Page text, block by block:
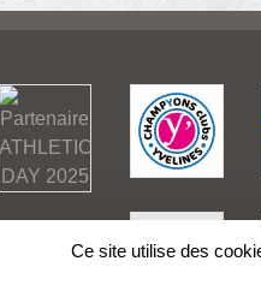
Ce site utilise des